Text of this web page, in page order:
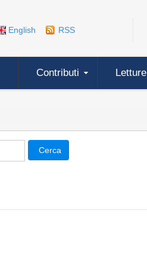
English RSS
Contributi Letture
Cerca